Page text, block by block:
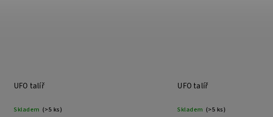
UFO talíř
Skladem (>5 ks)
UFO talíř
Skladem (>5 ks)